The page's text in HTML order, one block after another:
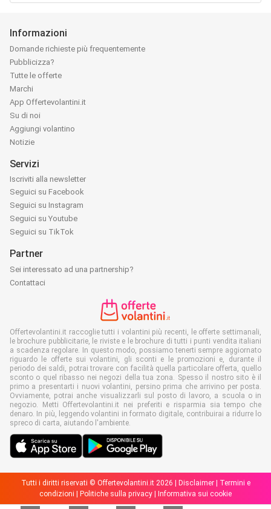
Informazioni
Domande richieste più frequentemente
Pubblicizza?
Tutte le offerte
Marchi
App Offertevolantini.it
Su di noi
Aggiungi volantino
Notizie
Servizi
Iscriviti alla newsletter
Seguici su Facebook
Seguici su Instagram
Seguici su Youtube
Seguici su TikTok
Partner
Sei interessato ad una partnership?
Contattaci
Offertevolantini.it raccoglie tutti i volantini più recenti, le offerte settimanali,
le brochure pubblicitarie, le riviste e le brochure di tutti i punti vendita italiani
a scadenza regolare. In questo modo, possiamo tenerti sempre aggiornato
riguardo le offerte sui volantini, gli sconti e le promozioni e, durante il
periodo dei saldi, potrai trovare con facilità quella particolare offerta, quello
sconto o quel ribasso nei negozi della tua zona. Spesso il nostro sito è il
primo a presentarti i nuovi volantini, persino prima che arrivino per posta.
Ovviamente, potrai anche visualizzarli sul posto di lavoro, a scuola o in
negozio. Metti Offertevolantini.it nei preferiti e risparmia sia tempo che
denaro. In più, leggendo volantini in formato digitale, contribuirai a ridurre lo
spreco di carta, aiutando l'ambiente.
Tutti i diritti riservati © Offertevolantini.it 2026 | Disclaimer|
Termini e
condizioni
Politiche sulla privacy Informativa sui cookie